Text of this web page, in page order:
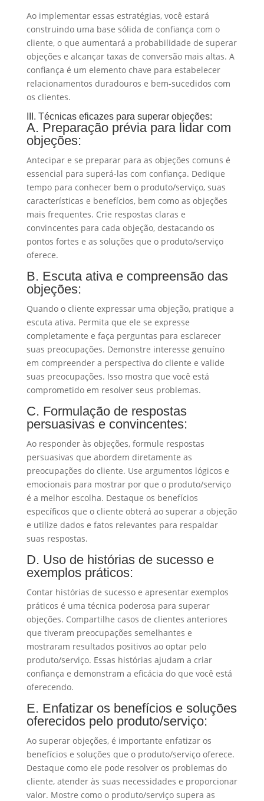
Ao implementar essas estratégias, você estará
construindo uma base sólida de confiança com o
cliente, o que aumentará a probabilidade de superar
objeções e alcançar taxas de conversão mais altas. A
confiança é um elemento chave para estabelecer
relacionamentos duradouros e bem-sucedidos com
os clientes.
III. Técnicas eficazes para superar objeções:
A. Preparação prévia para lidar com
objeções:
Antecipar e se preparar para as objeções comuns é
essencial para superá-las com confiança. Dedique
tempo para conhecer bem o produto/serviço, suas
características e benefícios, bem como as objeções
mais frequentes. Crie respostas claras e
convincentes para cada objeção, destacando os
pontos fortes e as soluções que o produto/serviço
oferece.
B. Escuta ativa e compreensão das
objeções:
Quando o cliente expressar uma objeção, pratique a
escuta ativa. Permita que ele se expresse
completamente e faça perguntas para esclarecer
suas preocupações. Demonstre interesse genuíno
em compreender a perspectiva do cliente e valide
suas preocupações. Isso mostra que você está
comprometido em resolver seus problemas.
C. Formulação de respostas
persuasivas e convincentes:
Ao responder às objeções, formule respostas
persuasivas que abordem diretamente as
preocupações do cliente. Use argumentos lógicos e
emocionais para mostrar por que o produto/serviço
é a melhor escolha. Destaque os benefícios
específicos que o cliente obterá ao superar a objeção
e utilize dados e fatos relevantes para respaldar
suas respostas.
D. Uso de histórias de sucesso e
exemplos práticos:
Contar histórias de sucesso e apresentar exemplos
práticos é uma técnica poderosa para superar
objeções. Compartilhe casos de clientes anteriores
que tiveram preocupações semelhantes e
mostraram resultados positivos ao optar pelo
produto/serviço. Essas histórias ajudam a criar
confiança e demonstram a eficácia do que você está
oferecendo.
E. Enfatizar os benefícios e soluções
oferecidos pelo produto/serviço:
Ao superar objeções, é importante enfatizar os
benefícios e soluções que o produto/serviço oferece.
Destaque como ele pode resolver os problemas do
cliente, atender às suas necessidades e proporcionar
valor. Mostre como o produto/serviço supera as